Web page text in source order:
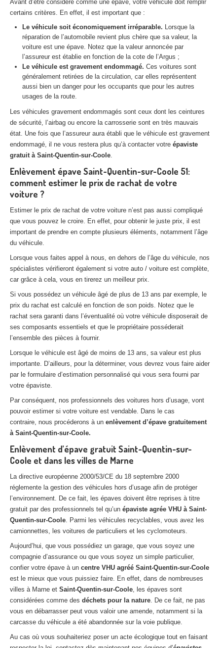
Centreagréé VHU 95 : casse auto avec destruction
DOCUMENTSÀ JOINDRE
RACHAT VÉHICULES
CONTACT
Avant d’être considéré comme une épave, votre véhicule doit remplir
certains critères. En effet, il est important que :
Le véhicule soit économiquement irréparable. Lorsque la
réparation de l’automobile revient plus chère que sa valeur, la
voiture est une épave. Notez que la valeur annoncée par
l’assureur est établie en fonction de la cote de l’Argus ;
Le véhicule est gravement endommagé. Ces voitures sont
généralement retirées de la circulation, car elles représentent
aussi bien un danger pour les occupants que pour les autres
usages de la route.
Les véhicules gravement endommagés sont ceux dont les ceintures
de sécurité, l’airbag ou encore la carrosserie sont en très mauvais
état. Une fois que l’assureur aura établi que le véhicule est gravement
endommagé, il ne vous restera plus qu’à contacter votre épaviste
gratuit à Saint-Quentin-sur-Coole.
Enlèvement épave Saint-Quentin-sur-Coole 51:
comment estimer le prix de rachat de votre
voiture ?
Estimer le prix de rachat de votre voiture n’est pas aussi compliqué
que vous pouvez le croire. En effet, pour obtenir le juste prix, il est
important de prendre en compte plusieurs éléments, notamment l’âge
du véhicule.
Lorsque vous faites appel à nous, en dehors de l’âge du véhicule, nos
spécialistes vérifieront également si votre auto / voiture est complète,
car grâce à cela, vous en tirerez un meilleur prix.
Si vous possédez un véhicule âgé de plus de 13 ans par exemple, le
prix du rachat est calculé en fonction de son poids. Notez que le
rachat sera garanti dans l’éventualité où votre véhicule disposerait de
ses composants essentiels et que le propriétaire posséderait
l’ensemble des pièces à fournir.
Lorsque le véhicule est âgé de moins de 13 ans, sa valeur est plus
importante. D’ailleurs, pour la déterminer, vous devrez vous faire aider
par le formulaire d’estimation personnalisé qui vous sera fourni par
votre épaviste.
Par conséquent, nos professionnels des voitures hors d’usage, vont
pouvoir estimer si votre voiture est vendable. Dans le cas
contraire, nous procéderons à un enlèvement d’épave gratuitement
à Saint-Quentin-sur-Coole.
Enlèvement d’épave gratuit Saint-Quentin-sur-
Coole et dans les villes de Marne
La directive européenne 2000/53/CE du 18 septembre 2000
réglemente la gestion des véhicules hors d’usage afin de protéger
l’environnement. De ce fait, les épaves doivent être reprises à titre
gratuit par des professionnels tel qu’un épaviste agrée VHU à Saint-
Quentin-sur-Coole. Parmi les véhicules recyclables, vous avez les
camionnettes, les voitures de particuliers et les cyclomoteurs.
Aujourd’hui, que vous possédiez un garage, que vous soyez une
compagnie d’assurance ou que vous soyez un simple particulier,
confier votre épave à un centre VHU agréé Saint-Quentin-sur-Coole
est le mieux que vous puissiez faire. En effet, dans de nombreuses
villes à Marne et Saint-Quentin-sur-Coole, les épaves sont
considérées comme des déchets pour la nature. De ce fait, ne pas
vous en débarrasser peut vous valoir une amende, notamment si la
carcasse du véhicule a été abandonnée sur la voie publique.
Au cas où vous souhaiteriez poser un acte écologique tout en faisant